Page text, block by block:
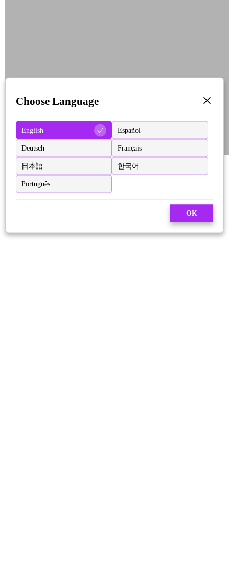
Choose Language
English Español
Deutsch Français
日本語 한국어
Português
OK